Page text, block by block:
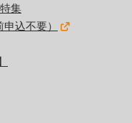
集
込不要）